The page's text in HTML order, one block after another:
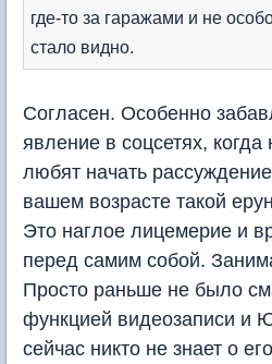
где-то за гаражами и не
стало видно.
Согласен. Особенно
явление в соцсетях,
любят начать
вашем возрасте такой
Это наглое лицемерие и
перед самим собой.
Просто раньше не было
функцией видеозаписи и
сейчас никто не знает о